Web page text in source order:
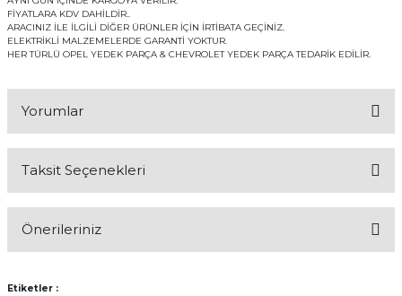
FİYATLARA KDV DAHİLDİR..
ARACINIZ İLE İLGİLİ DİĞER ÜRÜNLER İÇİN İRTİBATA GEÇİNİZ.
ELEKTRİKLİ MALZEMELERDE GARANTİ YOKTUR.
HER TÜRLÜ OPEL YEDEK PARÇA & CHEVROLET YEDEK PARÇA TEDARİK EDİLİR.
Yorumlar
Taksit Seçenekleri
Önerileriniz
konularda yetersiz gördüğünüz noktaları öneri formunu kullanarak
Etiketler :